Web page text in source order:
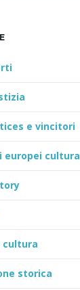
e vincitori
europei cultura
storica